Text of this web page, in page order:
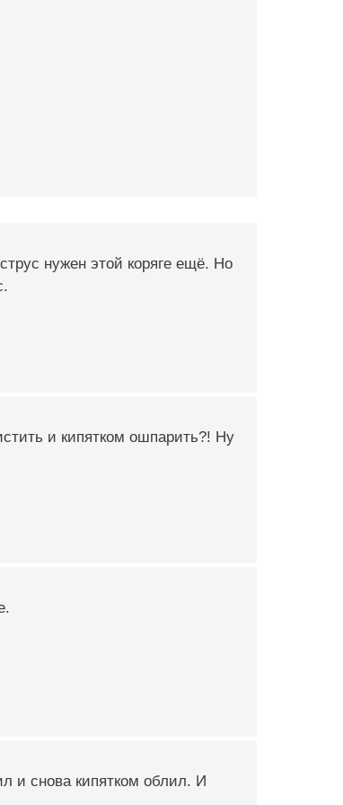
нужен этой коряге ещё. Но
и кипятком ошпарить?! Ну
и снова кипятком облил. И